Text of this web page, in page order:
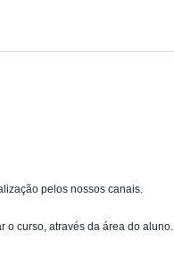
pelos nossos canais.
o curso, através da área do aluno.